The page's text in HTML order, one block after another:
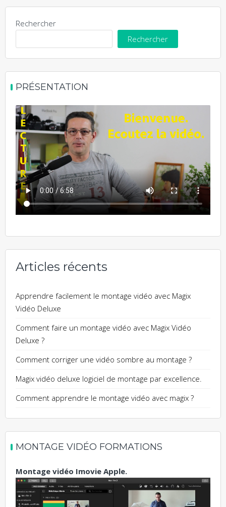
Rechercher
Rechercher
PRÉSENTATION
Articles récents
Apprendre facilement le montage vidéo avec Magix
Vidéo Deluxe
Comment faire un montage vidéo avec Magix Vidéo
Deluxe ?
Comment corriger une vidéo sombre au montage ?
Magix vidéo deluxe logiciel de montage par excellence.
Comment apprendre le montage vidéo avec magix ?
MONTAGE VIDÉO FORMATIONS
Montage vidéo Imovie Apple.